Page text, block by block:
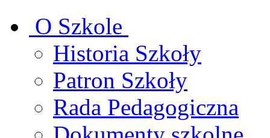
O Szkole
Historia Szkoły
Patron Szkoły
Rada Pedagogiczna